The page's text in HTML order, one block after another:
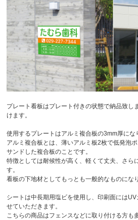
プレート看板はプレート付きの状態で納品致し
けます。
使用するプレートはアルミ複合板の3mm厚にな
アルミ複合板とは、薄いアルミ板2枚で低発泡
サンドした複合板のことです。
特徴としては耐候性が高く、軽くて丈夫、さら
す。
看板の下地材としてもっとも一般的なものにな
シートは中長期用塩ビを使用し、印刷面には
せていただきます。
こちらの商品はフェンスなどに取り付ける方も